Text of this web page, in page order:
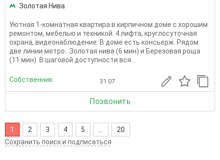
Золотая Нива
Уютная 1-комнатная квартира в кирпичном доме с хорошим
ремонтом, мебелью и техникой. 4 лифта, круглосуточная
охрана, видеонаблюдение. В доме есть консьерж. Рядом
две линии метро : Золотая нива (6 мин) и Березовая роща
(11 мин). В шаговой доступности вся...
Собственник 31.07
Позвонить
1 2 3 4 5
20
Сохранить поиск и подписаться